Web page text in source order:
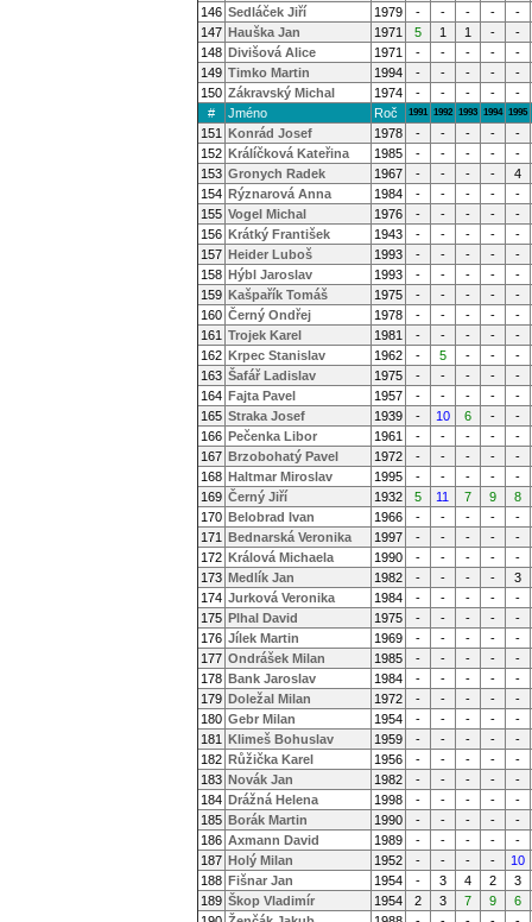
146 Sedláček Jiří 1979 - - - -
-
147 Hauška Jan 1971 5 1 1 -
-
148 Divišová Alice 1971 - - - -
-
149 Timko Martin 1994 - - - -
-
150 Zákravský Michal 1974 - - - -
-
#
Jméno Roč 1991 1992 1993 1994 1995
151 Konrád Josef 1978 - - - -
-
152 Králíčková Kateřina 1985 - - - -
-
153 Gronych Radek 1967 - - - -
4
154 Rýznarová Anna 1984 - - - -
-
155 Vogel Michal 1976 - - - -
-
156 Krátký František 1943 - - - -
-
157 Heider Luboš 1993 - - - -
-
158 Hýbl Jaroslav 1993 - - - -
-
159 Kašpařík Tomáš 1975 - - - -
-
160 Černý Ondřej 1978 - - - -
-
161 Trojek Karel 1981 - - - -
-
162 Krpec Stanislav 1962 - 5 - -
-
163 Šafář Ladislav 1975 - - - -
-
164 Fajta Pavel 1957 - - - -
-
165 Straka Josef 1939 - 10 6 -
-
166 Pečenka Libor 1961 - - - -
-
167 Brzobohatý Pavel 1972 - - - -
-
168 Haltmar Miroslav 1995 - - - -
-
169 Černý Jiří 1932 5 11 7 9
8
170 Belobrad Ivan 1966 - - - -
-
171 Bednarská Veronika 1997 - - - -
-
172 Králová Michaela 1990 - - - -
-
173 Medlík Jan 1982 - - - -
3
174 Jurková Veronika 1984 - - - -
-
175 Plhal David 1975 - - - -
-
176 Jílek Martin 1969 - - - -
-
177 Ondrášek Milan 1985 - - - -
-
178 Bank Jaroslav 1984 - - - -
-
179 Doležal Milan 1972 - - - -
-
180 Gebr Milan 1954 - - - -
-
181 Klimeš Bohuslav 1959 - - - -
-
182 Růžička Karel 1956 - - - -
-
183 Novák Jan 1982 - - - -
-
184 Drážná Helena 1998 - - - -
-
185 Borák Martin 1990 - - - -
-
186 Axmann David 1989 - - - -
-
187 Holý Milan 1952 - - - -
10
188 Fišnar Jan 1954 - 3 4 2
3
189 Škop Vladimír 1954 2 3 7 9
6